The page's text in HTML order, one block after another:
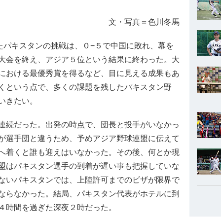
文・写真＝色川冬馬
キスタンの挑戦は、０−５で中国に敗れ、幕を
会を終え、アジア５位という結果に終わった。大
おける最優秀賞を得るなど、目に見える成果もあ
という点で、多くの課題を残したパキスタン野
きたい。
だった。出発の時点で、団長と投手がいなかっ
選手団と違うため、予めアジア野球連盟に伝えて
着くと誰も迎えはいなかった。その後、何とか現
はパキスタン選手の到着が遅い事も把握していな
いパキスタンでは、上陸許可までのビザが限界で
らなかった。結局、パキスタン代表がホテルに到
間を過ぎた深夜２時だった。